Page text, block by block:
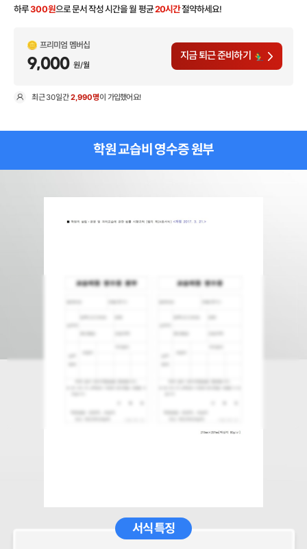
하루300원으로 문서 작성 시간을 월 평균20시간절약하세요!
프리미엄 멤버십
9,000 원/월
지금 퇴근 준비하기
최근30일간2,990명이 가입했어요!
학원 교습비 영수증 원부
서식 특징